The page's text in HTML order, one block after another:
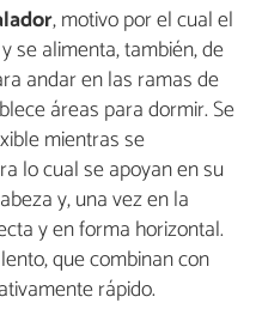
, motivo por el cual el
se alimenta, también, de
andar en las ramas de
áreas para dormir. Se
mientras se
lo cual se apoyan en su
y, una vez en la
y en forma horizontal.
que combinan con
rápido.